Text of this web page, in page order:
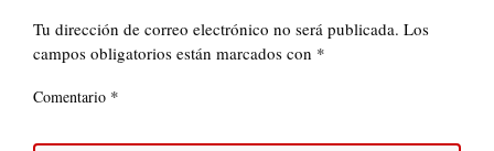
Tu dirección de correo electrónico no será publicada. Los
campos obligatorios están marcados con *
Comentario *